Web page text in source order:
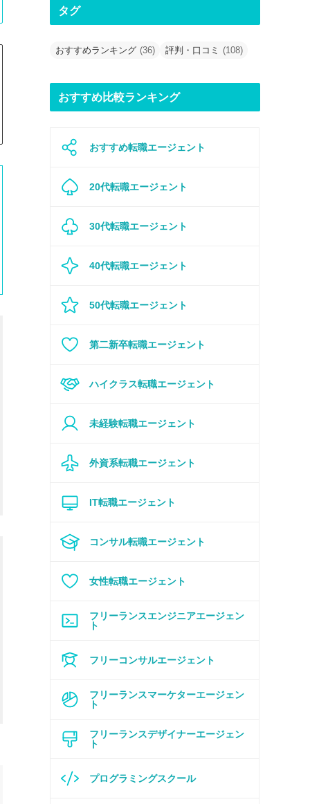
タグ
おすすめランキング (36) 評判・口コミ (108)
おすすめ比較ランキング
おすすめ転職エージェント
20代転職エージェント
30代転職エージェント
40代転職エージェント
50代転職エージェント
第二新卒転職エージェント
ハイクラス転職エージェント
未経験転職エージェント
外資系転職エージェント
IT転職エージェント
コンサル転職エージェント
女性転職エージェント
フリーランスエンジニアエージェン
ト
フリーコンサルエージェント
フリーランスマーケターエージェン
ト
フリーランスデザイナーエージェン
ト
プログラミングスクール